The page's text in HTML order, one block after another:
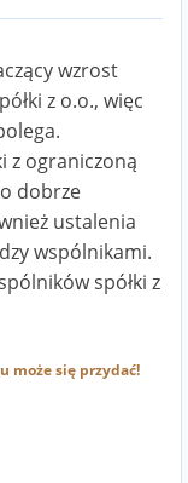
wzrost
z o.o., więc
z ograniczoną
dobrze
ustalenia
wspólnikami.
spółki z
może się przydać!